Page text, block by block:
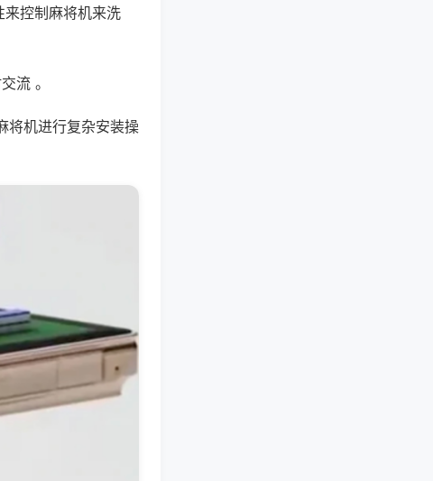
来控制麻将机来洗
流 。
将机进行复杂安装操